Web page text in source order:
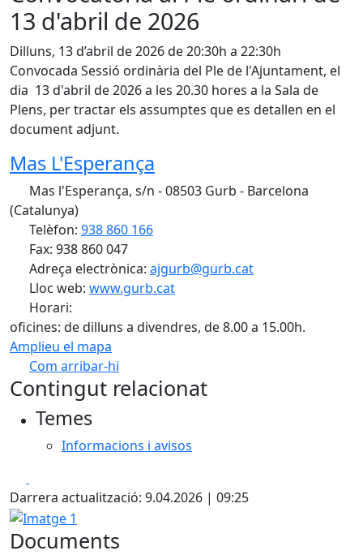
13 d'abril de 2026
Dilluns, 13 d’abril de 2026 de 20:30h a 22:30h
Convocada Sessió ordinària del Ple de l'Ajuntament, el
dia 13 d'abril de 2026 a les 20.30 hores a la Sala de
Plens, per tractar els assumptes que es detallen en el
document adjunt.
Mas L'Esperança
Mas l'Esperança, s/n - 08503 Gurb - Barcelona
(Catalunya)
Telèfon: 938 860 166
Fax: 938 860 047
Adreça electrònica: ajgurb@gurb.cat
Lloc web: www.gurb.cat
Horari:
oficines: de dilluns a divendres, de 8.00 a 15.00h.
Amplieu el mapa
Com arribar-hi
+
Contingut relacionat
Temes
Informacions i avisos
Darrera actualització: 9.04.2026 | 09:25
Imatge 1
Documents